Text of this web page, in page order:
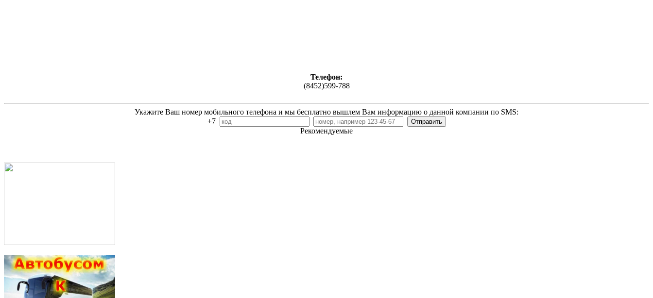
Телефон:
(8452)599-788
Укажите Ваш номер мобильного телефона и мы бесплатно вышлем Вам информацию о данной компании по SMS:
+7
Рекомендуемые